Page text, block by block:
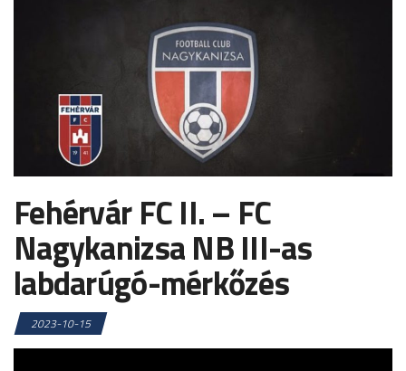
Fehérvár FC II. – FC
Nagykanizsa NB III-as
labdarúgó-mérkőzés
2023-10-15